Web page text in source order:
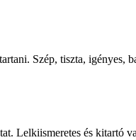
Szép, tiszta, igényes,
Lelkiismeretes és kitartó